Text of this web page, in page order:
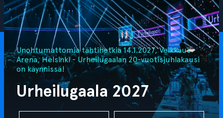
Unohtumattomia tähtihetkiä 14.1.2027, Veikkaus
Arena, Helsinki - Urheilugaalan 20-vuotisjuhlakausi
on käynnissä!
Urheilugaala 2027